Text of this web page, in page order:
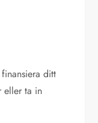
ditt
eller ta in